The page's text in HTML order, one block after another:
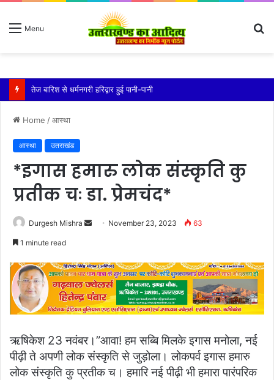
Menu
तेज बारिश से धर्मनगरी हरिद्वार हुई पानी-पानी
Home /आस्था
आस्था उतराखंड
*इगास हमारु लोक संस्कृति कु
प्रतीक चः डा. प्रेमचंद*
Durgesh Mishra
Send November 23, 2023 63
1 minute read
ऋषिकेश 23 नवंबर।”आवा! हम सब्बि मिलके इगास मनोला, नई
पीढ़ी ते अपणी लोक संस्कृति से जुड़ोला। लोकपर्व इगास हमारु
लोक संस्कृति कु प्रतीक च। हमारि नई पीढ़ी भी हमारा पारंपरिक